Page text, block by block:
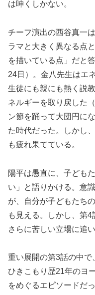
は呻くしかない。
チーフ演出の西谷真一
ラマと大きく異なる点
を描いている点」だと
24日）。金八先生はエ
生徒にも親にも熱く説
ネルギーを取り戻した
ン節を踊って大団円に
た時代だった。しかし
も疲れ果てている。
陽平は愚直に、子ども
い」と語りかける。意
が、自分が子どもたち
も見える。しかし、第4
さらに苦しい立場に追
重い展開の第3話の中で
ひきこもり歴21年のヨ
をめぐるエピソードだ